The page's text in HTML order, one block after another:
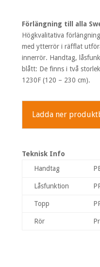
Förlängning till alla
Högkvalitativa
med ytterrör i räfflat
innerrör. Handtag,
blått: De finns i två
1230F (120 – 230 cm).
Ladda ner
Teknisk Info
Handtag
Låsfunktion
Topp
Rör